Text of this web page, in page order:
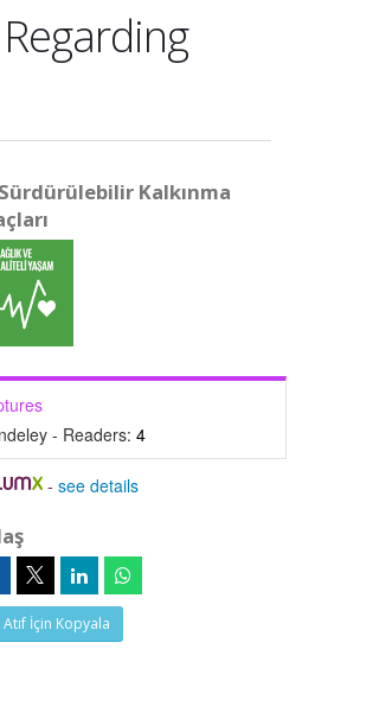
Kalkınma
- Readers: 4
-see details
Atıf İçin Kopyala